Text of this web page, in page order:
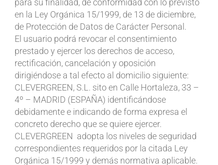
para su finalidad, de conformidad con lo previsto
en la Ley Orgánica 15/1999, de 13 de diciembre,
de Protección de Datos de Carácter Personal.
El usuario podrá revocar el consentimiento
prestado y ejercer los derechos de acceso,
rectificación, cancelación y oposición
dirigiéndose a tal efecto al domicilio siguiente:
CLEVERGREEN, S.L. sito en Calle Hortaleza, 33 –
4º – MADRID (ESPAÑA) identificándose
debidamente e indicando de forma expresa el
concreto derecho que se quiere ejercer.
CLEVERGREEN adopta los niveles de seguridad
correspondientes requeridos por la citada Ley
Orgánica 15/1999 y demás normativa aplicable.